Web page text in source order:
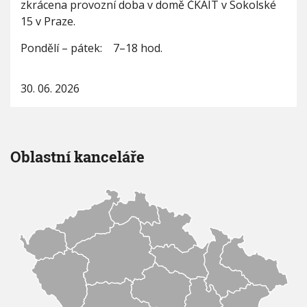
V
G
E
t
n
p
v
d
o
m
zkrácena provozní doba v domě ČKAIT v Sokolské
15 v Praze.
Pondělí – pátek: 7–18 hod.
30. 06. 2026
Oblastní kanceláře